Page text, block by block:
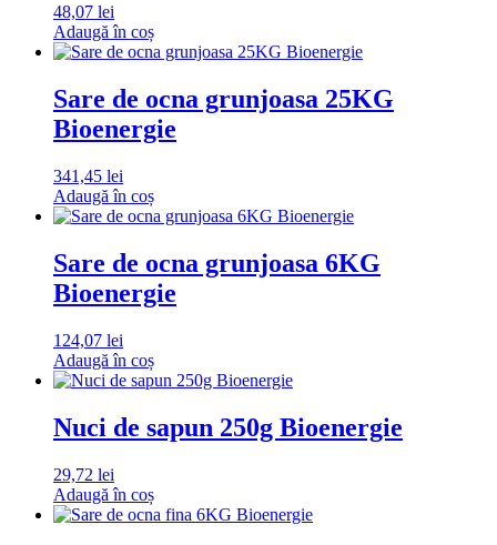
48,07 lei
Adaugă în coș
Sare de ocna grunjoasa 25KG
Bioenergie
341,45 lei
Adaugă în coș
Sare de ocna grunjoasa 6KG
Bioenergie
124,07 lei
Adaugă în coș
Nuci de sapun 250g Bioenergie
29,72 lei
Adaugă în coș